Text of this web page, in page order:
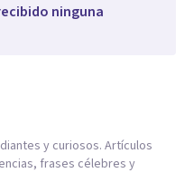
ninguna
y curiosos. Artículos
frases célebres y